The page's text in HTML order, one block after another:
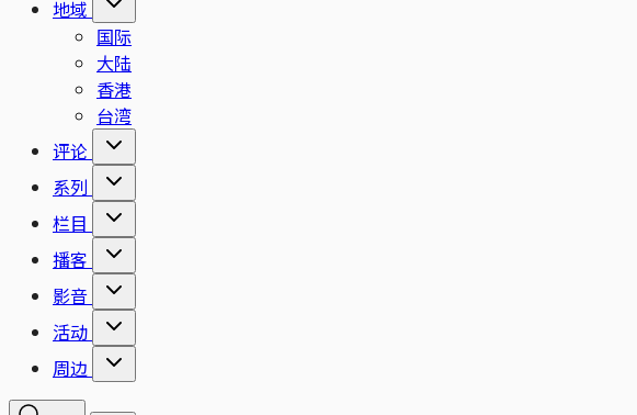
地域
国际
大陆
香港
台湾
评论
系列
栏目
播客
影音
活动
周边